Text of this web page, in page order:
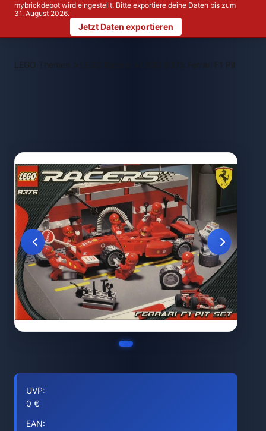
mybrickdepot wird eingestellt. Bitte exportiere deine Daten bis zum
31. August 2026.
Jetzt Daten exportieren
LEGO Themen > LEGO 8375 Ferrari F1 Pit Set
UVP:
0 €
EAN: